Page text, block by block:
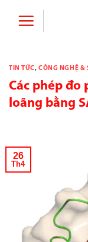
TIN TỨC,CÔNG NGHỆ &
Các phép
loãng bằng
26
Th4